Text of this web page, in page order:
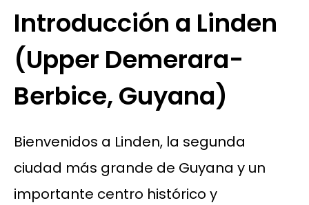
Introducción a Linden
(Upper Demerara-
Berbice, Guyana)
Bienvenidos a Linden, la segunda
ciudad más grande de Guyana y un
importante centro histórico y